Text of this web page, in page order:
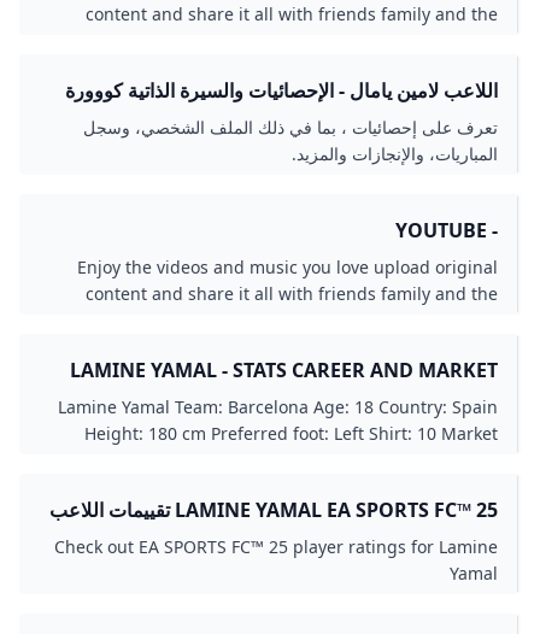
content and share it all with friends family and the
اللاعب لامين يامال - الإحصائيات والسيرة الذاتية كووورة
تعرف على إحصائيات ، بما في ذلك الملف الشخصي، وسجل
المباريات، والإنجازات والمزيد.
- YOUTUBE
Enjoy the videos and music you love upload original
content and share it all with friends family and the
LAMINE YAMAL - STATS CAREER AND MARKET
VALUE
Lamine Yamal Team: Barcelona Age: 18 Country: Spain
Height: 180 cm Preferred foot: Left Shirt: 10 Market
LAMINE YAMAL EA SPORTS FC™ 25 تقييمات اللاعب
Check out EA SPORTS FC™ 25 player ratings for Lamine
Yamal